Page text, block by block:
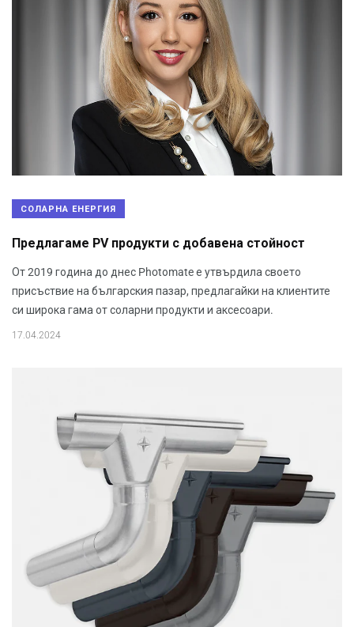
СОЛАРНА ЕНЕРГИЯ
Предлагаме PV продукти с добавена стойност
От 2019 година до днес Photоmate е утвърдила своето
присъствие на българския пазар, предлагайки на клиентите
си широка гама от соларни продукти и аксесоари.
17.04.2024